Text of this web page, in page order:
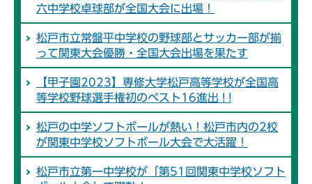
六中学校卓球部が全国大会に出場！
松戸市立常盤平中学校の野球部とサッカー部が揃
って関東大会優勝・全国大会出場を果たす
【甲子園2023】専修大学松戸高等学校が全国高
等学校野球選手権初のベスト16進出 ! !
松戸の中学ソフトボールが熱い！松戸市内の2校
が関東中学校ソフトボール大会で大活躍！
松戸市立第一中学校が「第51回関東中学校ソフト